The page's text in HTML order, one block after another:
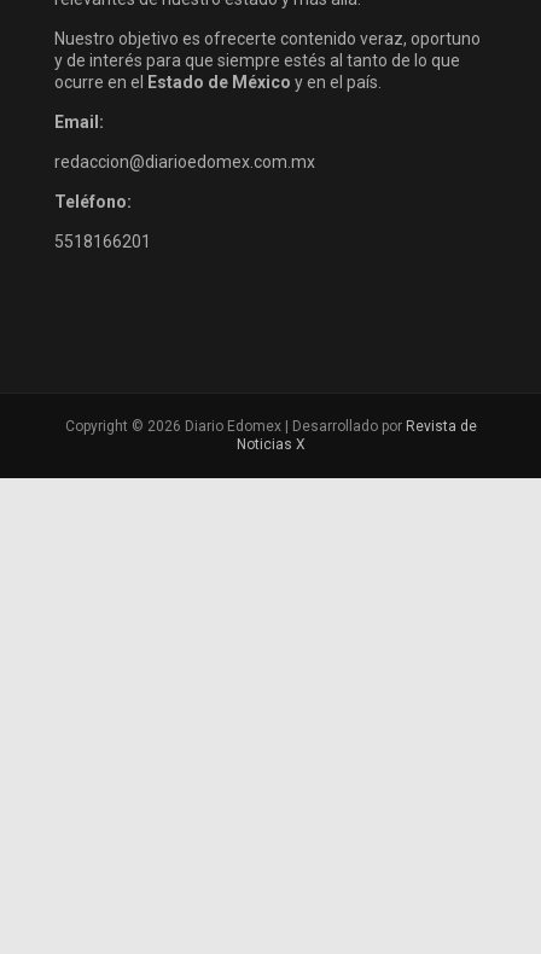
Nuestro objetivo es ofrecerte contenido veraz, oportuno
y de interés para que siempre estés al tanto de lo que
ocurre en el
Estado de México y en el país.
Email:
redaccion@diarioedomex.com.mx
Teléfono:
5518166201
Copyright © 2026 Diario Edomex | Desarrollado por Revista de
Noticias X